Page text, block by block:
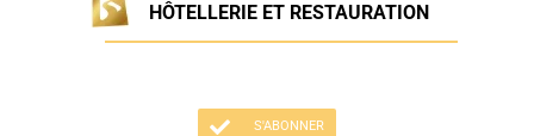
HÔTELLERIE ET RESTAURATION
S'ABONNER